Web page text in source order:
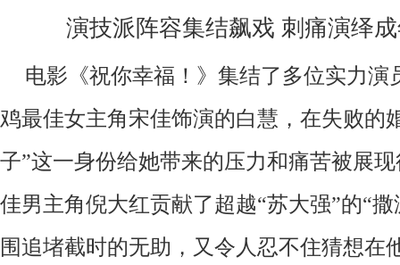
演技派阵容集结飙戏 刺痛演绎
电影《祝你幸福！》集结了多位实力演
鸡最佳女主角宋佳饰演的白慧，在失败的
子”这一身份给她带来的压力和痛苦被展
佳男主角倪大红贡献了超越“苏大强”的“
围追堵截时的无助，又令人忍不住猜想在